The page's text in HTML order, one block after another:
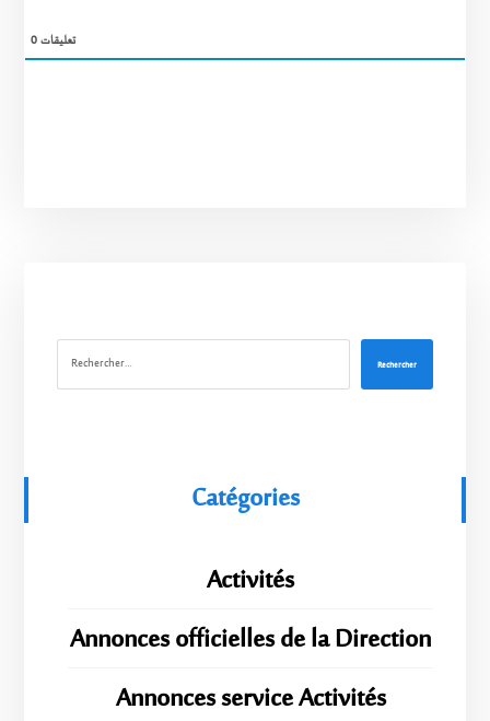
0تعليقات
Rechercher
Catégories
Activités
Annonces officielles de la Direction
Annonces service Activités